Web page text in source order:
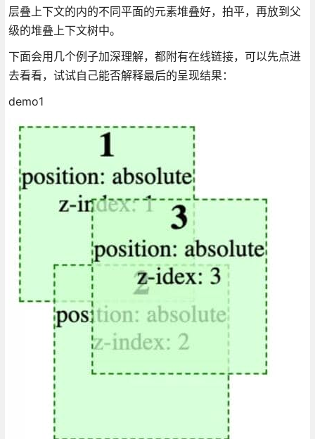
层叠上下文的内的不同平面的元素堆叠好，拍平，再放到父
级的堆叠上下文树中。
下面会用几个例子加深理解，都附有在线链接，可以先点进
去看看，试试自己能否解释最后的呈现结果：
demo1